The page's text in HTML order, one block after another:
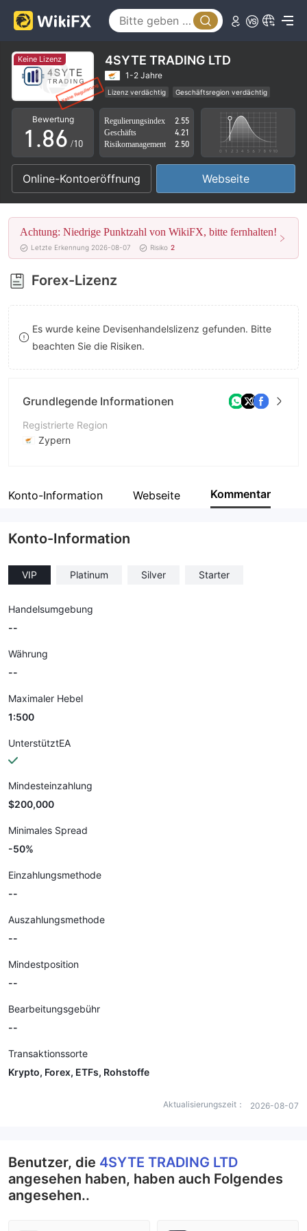
Keine Lizenz 4SYTE TRADING LTD
1-2 Jahre
Lizenz verdächtig
Geschäftsregion verdächtig
Hohes potenzielles Risiko
Bewertung
0
1
2
3
4
5
6
7
8
9
.
4
5
6
7
8
9
2
3
4
5
6
7
8
9
/10
Regulierungsindex
2.55
Geschäfts
4.21
Risikomanagement
2.50
Online-Kontoeröffnung Webseite
Achtung: Niedrige Punktzahl von WikiFX, bitte fernhalten!
Letzte Erkennung 2026-08-07 Risiko 2
Forex-Lizenz
Es wurde keine Devisenhandelslizenz gefunden. Bitte
beachten Sie die Risiken.
Grundlegende Informationen
Registrierte Region
Zypern
Unternehmen
Konto-Information Webseite Kommentar
Konto-Information
VIP Platinum Silver Starter
Handelsumgebung
--
Währung
--
Maximaler Hebel
1:500
UnterstütztEA
Mindesteinzahlung
$200,000
Minimales Spread
-50%
Einzahlungsmethode
--
Auszahlungsmethode
--
Mindestposition
--
Bearbeitungsgebühr
--
Transaktionssorte
Krypto, Forex, ETFs, Rohstoffe
Aktualisierungszeit： 2026-08-07
Benutzer, die 4SYTE TRADING LTD
angesehen haben, haben auch Folgendes
angesehen..